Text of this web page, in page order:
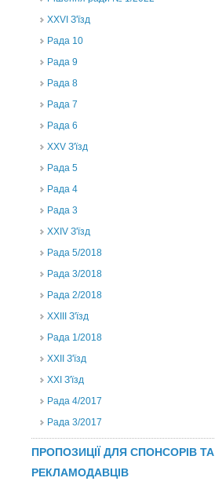
XXVI З'їзд
Рада 10
Рада 9
Рада 8
Рада 7
Рада 6
XXV З'їзд
Рада 5
Рада 4
Рада 3
ХХIV З'їзд
Рада 5/2018
Рада 3/2018
Рада 2/2018
XXIII З'їзд
Рада 1/2018
ХХІІ З'їзд
XXI З'їзд
Рада 4/2017
Рада 3/2017
ПРОПОЗИЦІЇ ДЛЯ СПОНСОРІВ ТА
РЕКЛАМОДАВЦІВ